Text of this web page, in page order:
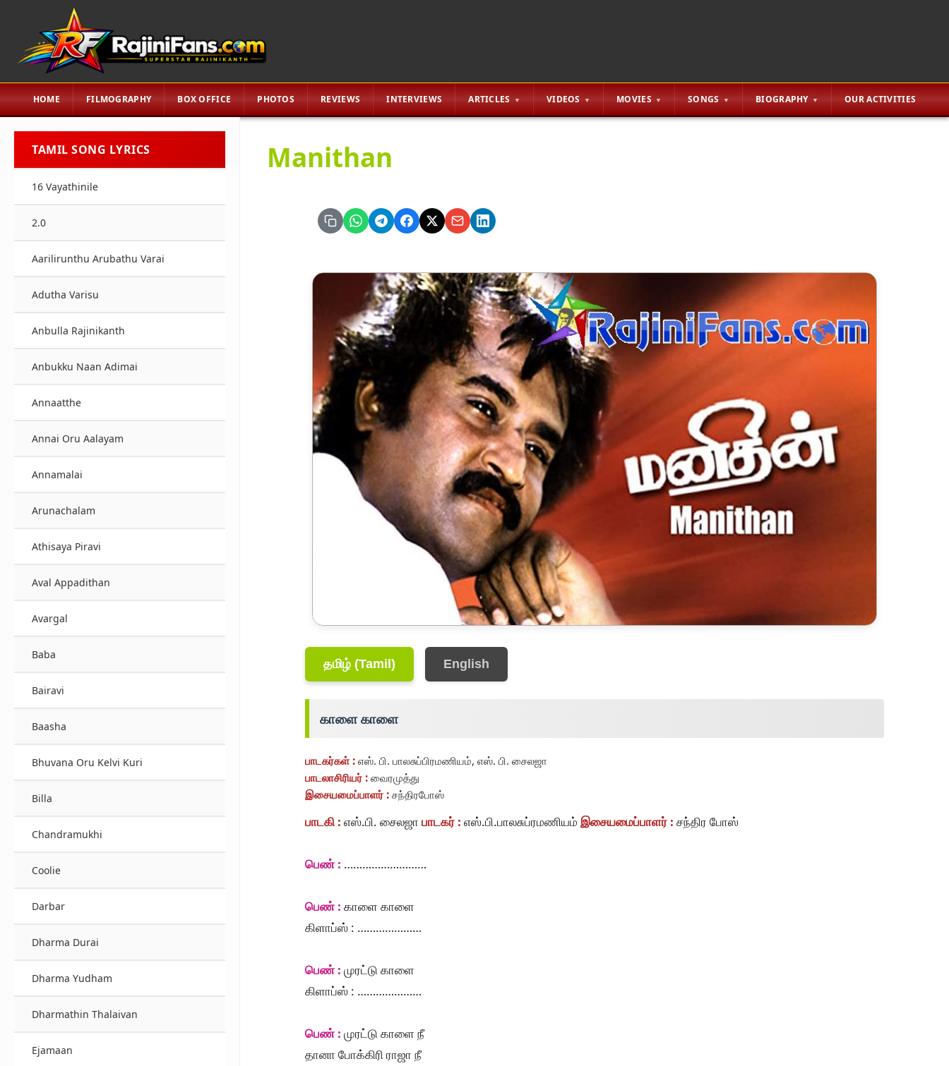
HOME FILMOGRAPHY BOX OFFICE PHOTOS REVIEWS INTERVIEWS ARTICLES VIDEOS MOVIES SONGS BIOGRAPHY OUR ACTIVITIES
TAMIL SONG LYRICS
16 Vayathinile
2.0
Aarilirunthu Arubathu Varai
Adutha Varisu
Anbulla Rajinikanth
Anbukku Naan Adimai
Annaatthe
Annai Oru Aalayam
Annamalai
Arunachalam
Athisaya Piravi
Aval Appadithan
Avargal
Baba
Bairavi
Baasha
Bhuvana Oru Kelvi Kuri
Billa
Chandramukhi
Coolie
Darbar
Dharma Durai
Dharma Yudham
Dharmathin Thalaivan
Ejamaan
Manithan
தமிழ் (Tamil) English
காளை காளை
பாடகர்கள் : எஸ். பி. பாலசுப்பிரமணியம், எஸ். பி. சைலஜா
பாடலாசிரியர் : வைரமுத்து
இசையமைப்பாளர் : சந்திரபோஸ்
பாடகி : எஸ்.பி. சைலஜா பாடகர் : எஸ்.பி.பாலசுப்ரமணியம் இசையமைப்பாளர் : சந்திர போஸ்
பெண் : ………………………
பெண் : காளை காளை
கிளாப்ஸ் : …………………
பெண் : முரட்டு காளை
கிளாப்ஸ் : …………………
பெண் : முரட்டு காளை நீ
தானா போக்கிரி ராஜா நீ